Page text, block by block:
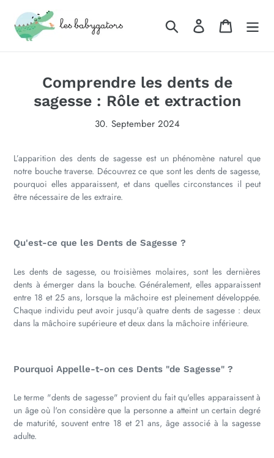
Inhalt
Suchen Einloggen
Comprendre les dents de
sagesse : Rôle et extraction
30. September 2024
L’apparition des dents de sagesse est un phénomène naturel que
notre bouche traverse. Découvrez ce que sont les dents de sagesse,
pourquoi elles apparaissent, et dans quelles circonstances il peut
être nécessaire de les extraire.
Qu'est-ce que les Dents de Sagesse ?
Les dents de sagesse, ou troisièmes molaires, sont les dernières
dents à émerger dans la bouche. Généralement, elles apparaissent
entre 18 et 25 ans, lorsque la mâchoire est pleinement développée.
Chaque individu peut avoir jusqu'à quatre dents de sagesse : deux
dans la mâchoire supérieure et deux dans la mâchoire inférieure.
Pourquoi Appelle-t-on ces Dents "de Sagesse" ?
Le terme "dents de sagesse" provient du fait qu'elles apparaissent à
un âge où l'on considère que la personne a atteint un certain degré
de maturité, souvent entre 18 et 21 ans, âge associé à la sagesse
adulte.